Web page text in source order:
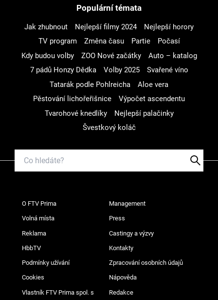
Populární témata
Jak zhubnout Nejlepší filmy 2024
Nejlepší horory
TV program
Změna času Partie
Počasí
Kdy budou volby
ZOO Nové začátky
Auto – katalog
7 pádů Honzy Dědka
Volby 2025
Svařené víno
Tatarák podle Pohlreicha
Aloe vera
Pěstování lichořeřišnice
Výpočet ascendentu
Tvarohové knedlíky
Nejlepší palačinky
Švestkový koláč
O FTV Prima Management
Volná místa Press
Reklama Castingy a výzvy
HbbTV Kontakty
Podmínky užívání Zpracování osobních údajů
Cookies Nápověda
Vlastník FTV Prima spol. s
Redakce